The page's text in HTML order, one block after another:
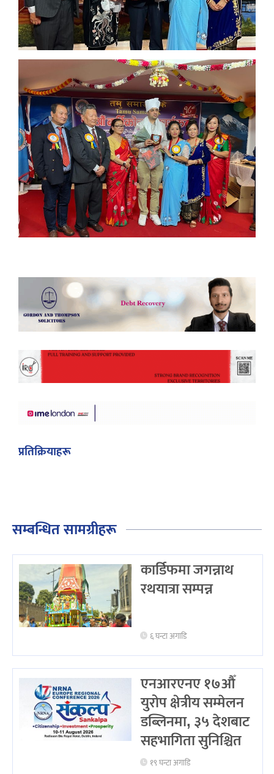
प्रतिक्रियाहरू
सम्बन्धित सामग्रीहरू
कार्डिफमा जगन्नाथ
रथयात्रा सम्पन्न
६ घन्टा अगाडि
एनआरएनए १७औँ
युरोप क्षेत्रीय सम्मेलन
डब्लिनमा, ३५ देशबाट
सहभागिता सुनिश्चित
१९ घन्टा अगाडि